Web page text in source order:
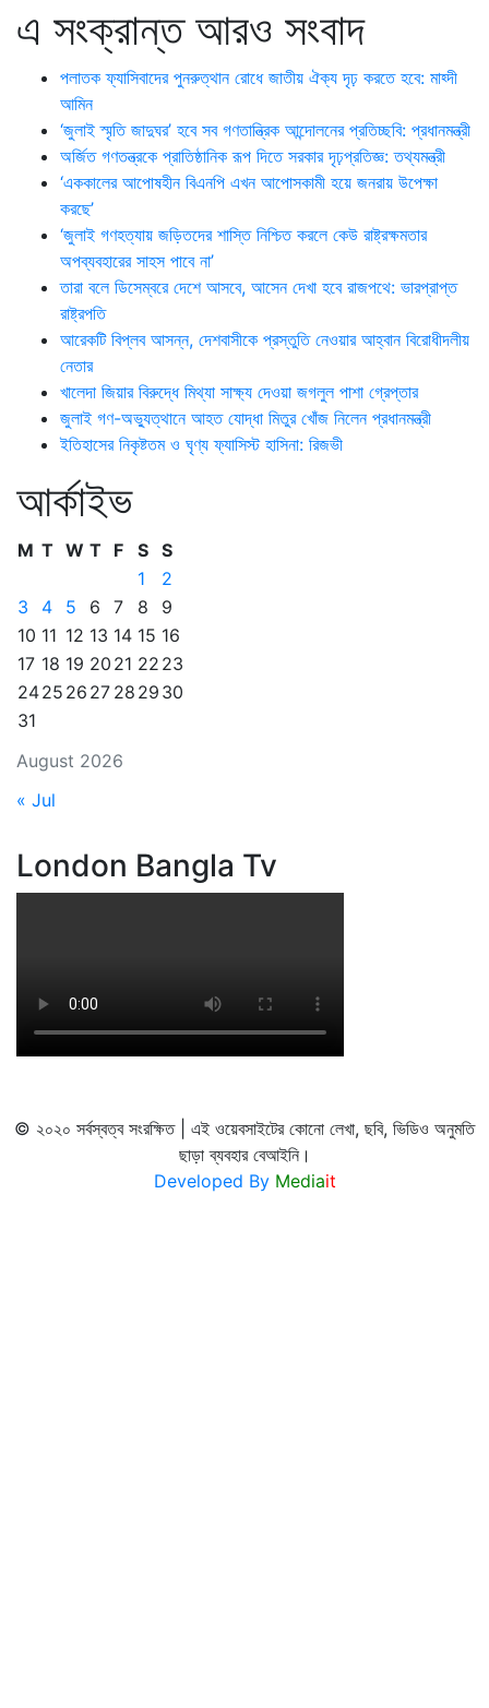
এ সংক্রান্ত আরও সংবাদ
পলাতক ফ্যাসিবাদের পুনরুত্থান রোধে জাতীয় ঐক্য দৃঢ় করতে হবে: মাহ্দী
আমিন
‘জুলাই স্মৃতি জাদুঘর’ হবে সব গণতান্ত্রিক আন্দোলনের প্রতিচ্ছবি: প্রধানমন্ত্রী
অর্জিত গণতন্ত্রকে প্রাতিষ্ঠানিক রূপ দিতে সরকার দৃঢ়প্রতিজ্ঞ: তথ্যমন্ত্রী
‘এককালের আপোষহীন বিএনপি এখন আপোসকামী হয়ে জনরায় উপেক্ষা
করছে’
‘জুলাই গণহত্যায় জড়িতদের শাস্তি নিশ্চিত করলে কেউ রাষ্ট্রক্ষমতার
অপব্যবহারের সাহস পাবে না’
তারা বলে ডিসেম্বরে দেশে আসবে, আসেন দেখা হবে রাজপথে: ভারপ্রাপ্ত
রাষ্ট্রপতি
আরেকটি বিপ্লব আসন্ন, দেশবাসীকে প্রস্তুতি নেওয়ার আহ্বান বিরোধীদলীয়
নেতার
খালেদা জিয়ার বিরুদ্ধে মিথ্যা সাক্ষ্য দেওয়া জগলুল পাশা গ্রেপ্তার
জুলাই গণ-অভ্যুত্থানে আহত যোদ্ধা মিতুর খোঁজ নিলেন প্রধানমন্ত্রী
ইতিহাসের নিকৃষ্টতম ও ঘৃণ্য ফ্যাসিস্ট হাসিনা: রিজভী
আর্কাইভ
August 2026
M T W T F S S
1
2
3
4 5 6 7 8
9
10 11 12 13 14 15 16
17 18 19 20 21 22 23
2425 26 27 28 29 30
31
« Jul
London Bangla Tv
© ২০২০ সর্বস্বত্ব সংরক্ষিত | এই ওয়েবসাইটের কোনো লেখা, ছবি, ভিডিও অনুমতি
ছাড়া ব্যবহার বেআইনি।
Developed By Mediait